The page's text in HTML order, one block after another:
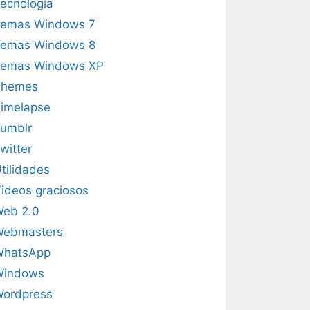
Windows 7
Windows 8
Windows XP
graciosos
2.0